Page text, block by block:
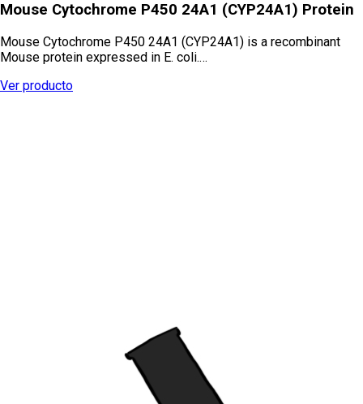
Mouse Cytochrome P450 24A1 (CYP24A1) Protein
Mouse Cytochrome P450 24A1 (CYP24A1) is a recombinant
Mouse protein expressed in E. coli.…
Ver producto